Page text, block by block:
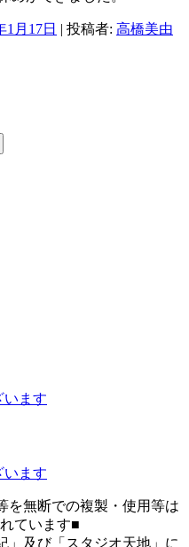
1月17日 | 投稿者: 高橋美由
います
います
を無断での複製・使用等は
ています■
」及び「スタジオ天地」に